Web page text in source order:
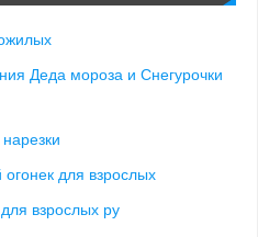
Деда мороза и Снегурочки
для взрослых
взрослых ру